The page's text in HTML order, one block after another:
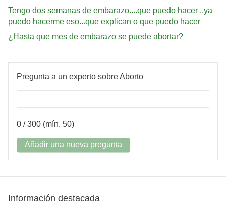
Tengo dos semanas de embarazo....que puedo hacer ..ya
puedo hacerme eso...que explican o que puedo hacer
¿Hasta que mes de embarazo se puede abortar?
Pregunta a un experto sobre Aborto
0 / 300 (mín. 50)
Añadir una nueva pregunta
Información destacada